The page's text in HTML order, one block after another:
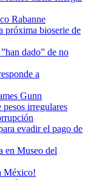
Rabanne
próxima bioserie de
dado” de no
a
Gunn
irregulares
evadir el pago de
en Museo del
México!